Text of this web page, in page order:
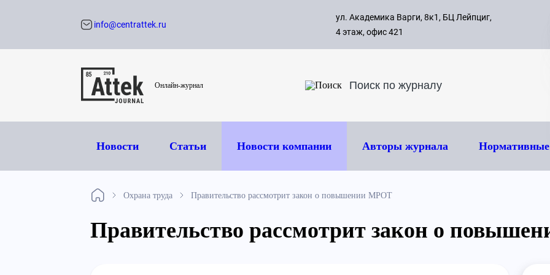
с 09:00
8 495
info@centrattek.ru
ул. Академика Варги, 8к1, БЦ Лейпциг,
4 этаж, офис 421
Онлайн-журнал
Новости Статьи Новости компании Авторы журнала
Охрана труда Правительство рассмотрит закон о повышении МРОТ
Правительство рассмотрит закон о